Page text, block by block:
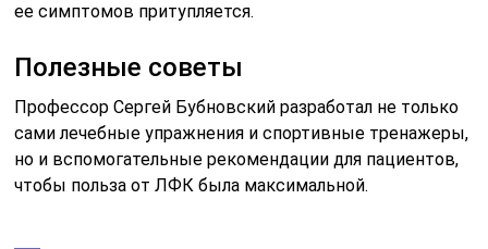
ее симптомов притупляется.
Полезные советы
Профессор Сергей Бубновский разработал не только
сами лечебные упражнения и спортивные тренажеры,
но и вспомогательные рекомендации для пациентов,
чтобы польза от ЛФК была максимальной.